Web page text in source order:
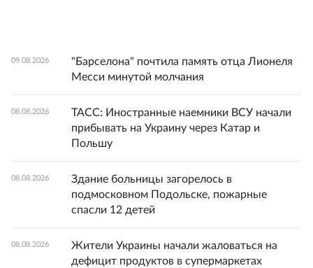
09.08.2026
"Барселона" почтила память отца Лионеля
Месси минутой молчания
08.08.2026
ТАСС: Иностранные наемники ВСУ начали
прибывать на Украину через Катар и
Польшу
08.08.2026
Здание больницы загорелось в
подмосковном Подольске, пожарные
спасли 12 детей
08.08.2026
Жители Украины начали жаловаться на
дефицит продуктов в супермаркетах